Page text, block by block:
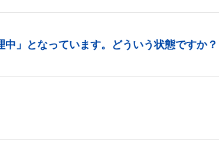
」となっています。どういう状態ですか？